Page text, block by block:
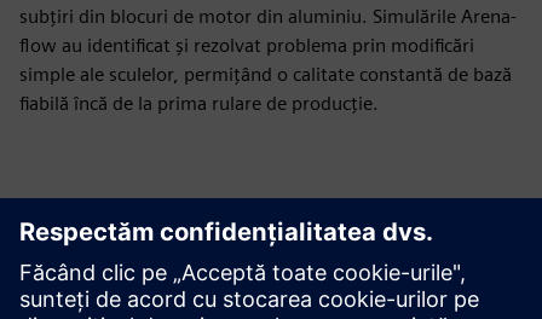
subțiri din blocuri de motor din aluminiu. Simulările Arena-
flow au identificat și rezolvat problema prin modificări
simple ale sculelor, permițând o calitate constantă de bază
fiabilă încă de la prima rulare de producție.
Explorați resursele și
produsele conexe